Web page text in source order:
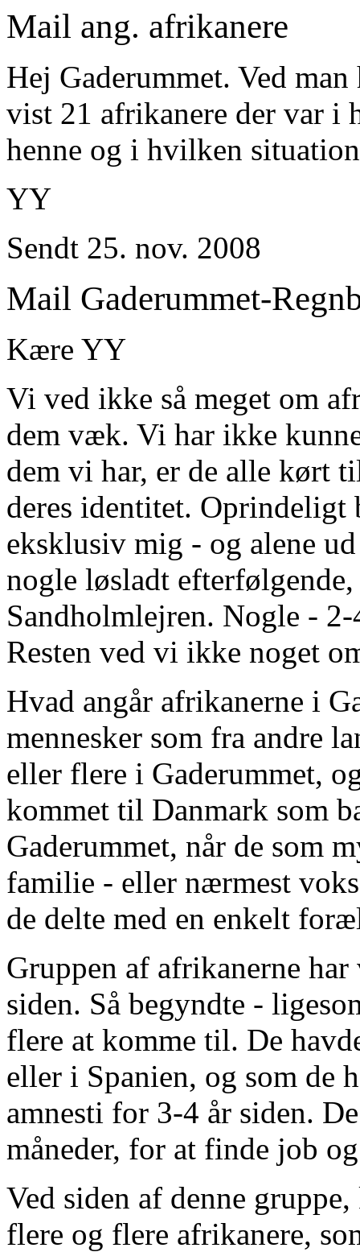
Mail ang. afrikanere
Hej Gaderummet. Ved
vist 21 afrikanere der var i
henne og i hvilken
YY
Sendt 25. nov. 2008
Mail Gaderummet-
Kære YY
Vi ved ikke så meget om
dem væk. Vi har ikke
dem vi har, er de alle kørt
deres identitet.
eksklusiv mig - og alene
nogle løsladt
Sandholmlejren. Nogle -
Resten ved vi ikke noget
Hvad angår afrikanerne i
mennesker som fra andre
eller flere i Gaderummet,
kommet til Danmark som
Gaderummet, når de som
familie - eller nærmest
de delte med en enkelt
Gruppen af afrikanerne
siden. Så begyndte -
flere at komme til. De
eller i Spanien, og som de
amnesti for 3-4 år siden.
måneder, for at finde job
Ved siden af denne
flere og flere afrikanere,